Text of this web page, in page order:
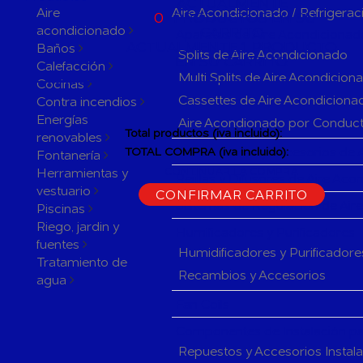
Aire
acondicionado
Baños
Calefacción
Cocinas
Contra incendios
Energías
renovables
Fontanería
Herramientas y
vestuario
Piscinas
Riego, jardin y
fuentes
Tratamiento de
agua
Aire Acondicionado /
Splits de Aire Acondicionado
Multi Splits de Aire
Cassettes de Aire
Aire Acondionado por
Herramientas y accesorios de
Sistemas de Regulación de
Humidificadores y
Recambios y Accesorios
Repuestos y Accesorios
0 PRODUCTOS EN SU
ACTUALMENTE 1 PRODUCTO
EN SU CARRITO.
Total productos (iva incluido):
TOTAL COMPRA (iva incluido):
CONFIRMAR CARRITO